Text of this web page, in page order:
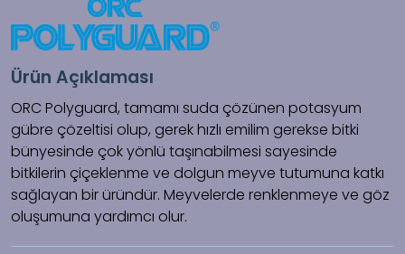
Ürün Açıklaması
ORC Polyguard, tamamı suda çözünen potasyum
gübre çözeltisi olup, gerek hızlı emilim gerekse bitki
bünyesinde çok yönlü taşınabilmesi sayesinde
bitkilerin çiçeklenme ve dolgun meyve tutumuna katkı
sağlayan bir üründür. Meyvelerde renklenmeye ve göz
oluşumuna yardımcı olur.